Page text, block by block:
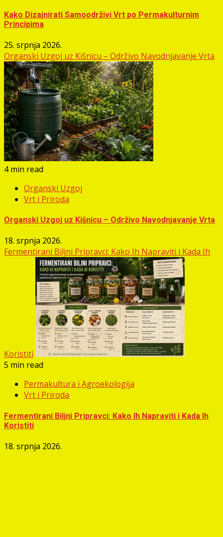
Kako Dizajnirati Samoodrživi Vrt po Permakulturnim
Principima
25. srpnja 2026.
Organski Uzgoj uz Kišnicu – Održivo Navodnjavanje Vrta
4 min read
Organski Uzgoj
Vrt i Priroda
Organski Uzgoj uz Kišnicu – Održivo Navodnjavanje Vrta
18. srpnja 2026.
Fermentirani Biljni Pripravci: Kako Ih Napraviti i Kada Ih
Koristiti
5 min read
Permakultura i Agroekologija
Vrt i Priroda
Fermentirani Biljni Pripravci: Kako Ih Napraviti i Kada Ih
Koristiti
18. srpnja 2026.